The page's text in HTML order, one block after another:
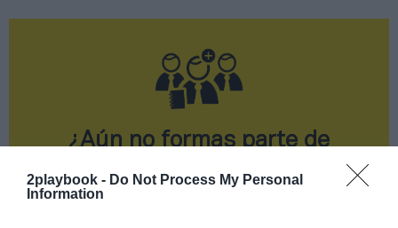
2playbook - Do Not Process My Personal
Information
¿Aún no formas parte de
¡Hazte Socio para acceder a este contenido